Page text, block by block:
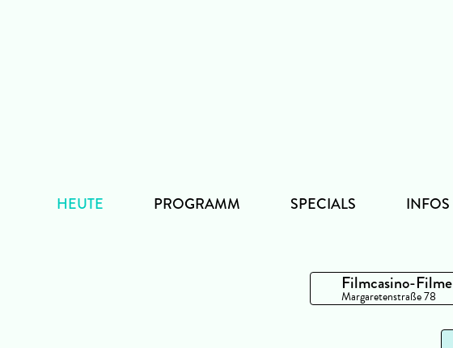
HEUTE PROGRAMM SPECIALS INFOS
Filmcasino-Filme
Margaretenstraße 78